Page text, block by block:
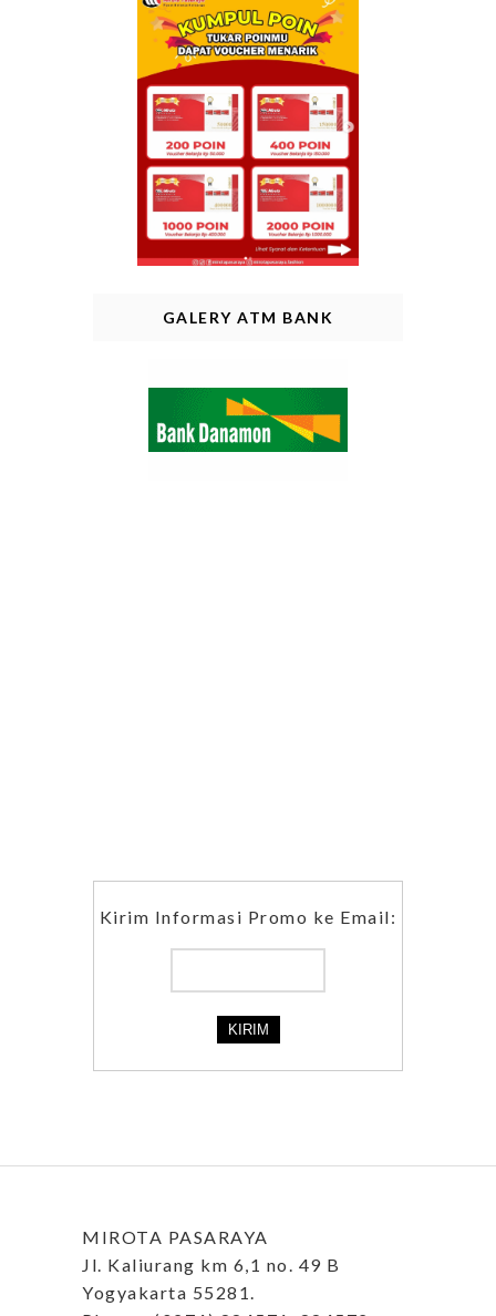
GALERY ATM BANK
Kirim Informasi Promo ke Email:
MIROTA PASARAYA
Jl. Kaliurang km 6,1 no. 49 B
Yogyakarta 55281.